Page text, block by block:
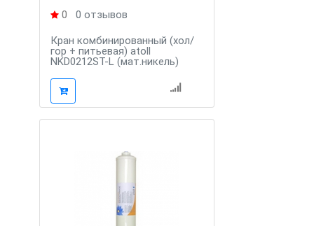
0 0 отзывов
Кран комбинированный (хол/
гор + питьевая) atoll
NKD0212ST-L (мат.никель)